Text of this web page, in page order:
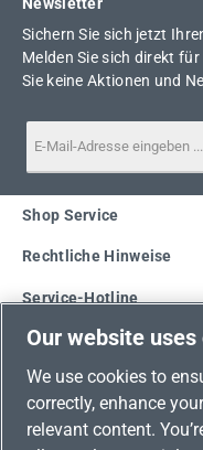
Sichern Sie sich jetzt
Melden Sie sich direkt
Sie keine Aktionen und
Service-Hotline
Shop Service
Rechtliche Hinweise
Unsere Vorteile
Versandarten
Zahlungsarten
Our website
We use cookies to
correctly, enhance
relevant content.